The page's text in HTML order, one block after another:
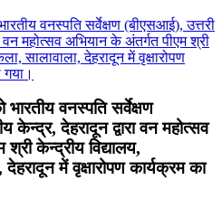
वनस्पति सर्वेक्षण
केन्द्र, देहरादून द्वारा वन महोत्सव
केन्द्रीय विद्यालय,
में वृक्षारोपण कार्यक्रम का